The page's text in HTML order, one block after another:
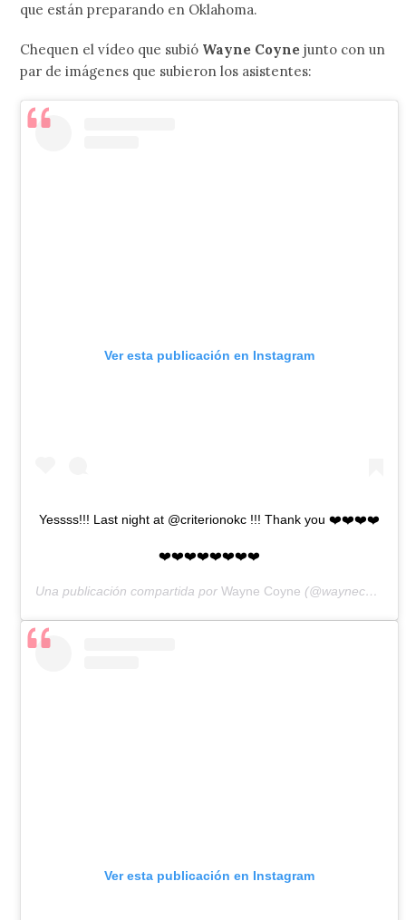
que están preparando en Oklahoma.
Chequen el vídeo que subió Wayne Coynejunto con un
par de imágenes que subieron los asistentes:
Ver esta publicación en Instagram
Yessss!!! Last night at @criterionokc !!! Thank you ❤️❤️❤️❤️
❤️❤️❤️❤️❤️❤️❤️❤️
Una publicación compartida porWayne Coyne (@waynecoyne5) el
Ver esta publicación en Instagram